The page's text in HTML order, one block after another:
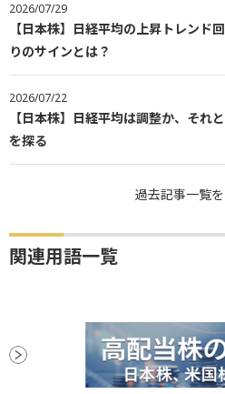
2026/07/29
【日本株】日経平均の上昇トレンド
りのサインとは？
2026/07/22
【日本株】日経平均は調整か、それ
を探る
過去記事一覧
関連用語一覧